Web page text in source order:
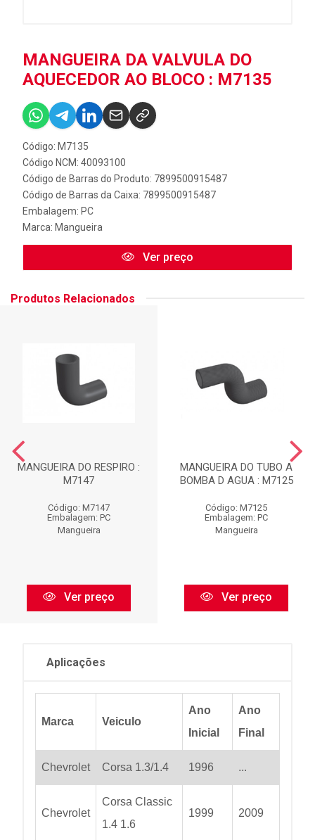
MANGUEIRA DA VALVULA DO
AQUECEDOR AO BLOCO : M7135
Código: M7135
Código NCM: 40093100
Código de Barras do Produto: 7899500915487
Código de Barras da Caixa: 7899500915487
Embalagem: PC
Marca: Mangueira
Ver preço
Produtos Relacionados
MANGUEIRA DO RESPIRO :
M7147
Código: M7147
Embalagem: PC
Mangueira
Ver preço
MANGUEIRA DO TUBO A
BOMBA D AGUA : M7125
Código: M7125
Embalagem: PC
Mangueira
Ver preço
Aplicações
Marca Veiculo
Ano
Inicial
Ano
Final
Chevrolet Corsa 1.3/1.4 1996 ...
Chevrolet
Corsa Classic
1.4 1.6
1999 2009